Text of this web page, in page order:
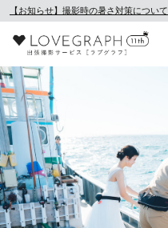
【お知らせ】撮影時の暑さ対策について